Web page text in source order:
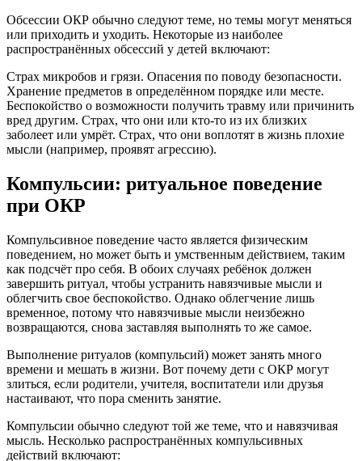
Обсессии ОКР обычно следуют теме, но темы могут меняться
или приходить и уходить. Некоторые из наиболее
распространённых обсессий у детей включают:
Страх микробов и грязи. Опасения по поводу безопасности.
Хранение предметов в определённом порядке или месте.
Беспокойство о возможности получить травму или причинить
вред другим. Страх, что они или кто-то из их близких
заболеет или умрёт. Страх, что они воплотят в жизнь плохие
мысли (например, проявят агрессию).
Компульсии: ритуальное поведение
при ОКР
Компульсивное поведение часто является физическим
поведением, но может быть и умственным действием, таким
как подсчёт про себя. В обоих случаях ребёнок должен
завершить ритуал, чтобы устранить навязчивые мысли и
облегчить свое беспокойство. Однако облегчение лишь
временное, потому что навязчивые мысли неизбежно
возвращаются, снова заставляя выполнять то же самое.
Выполнение ритуалов (компульсий) может занять много
времени и мешать в жизни. Вот почему дети с ОКР могут
злиться, если родители, учителя, воспитатели или друзья
настаивают, что пора сменить занятие.
Компульсии обычно следуют той же теме, что и навязчивая
мысль. Несколько распространённых компульсивных
действий включают: